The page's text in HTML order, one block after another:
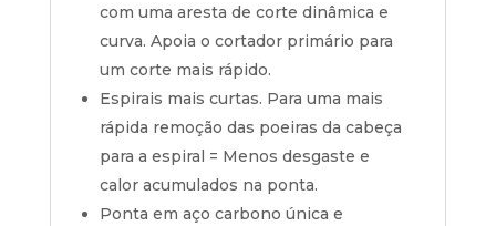
com uma aresta de corte dinâmica e
curva. Apoia o cortador primário para
um corte mais rápido.
Espirais mais curtas. Para uma mais
rápida remoção das poeiras da cabeça
para a espiral = Menos desgaste e
calor acumulados na ponta.
Ponta em aço carbono única e